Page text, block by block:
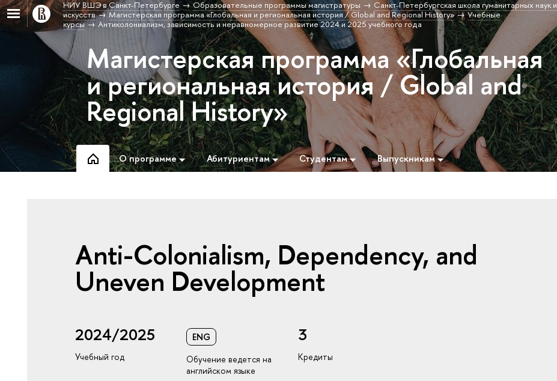
НИУ ВШЭ в Санкт-Петербурге Образовательные программы магистратуры
Санкт-Петербургская школа гуманитарных наук и
искусств
Магистерская программа «Глобальная и региональная история / Global and Regional History»
Учебные
курсы
Антиколониализм, зависимость и неравномерное развитие 2024 и 2025 учебного года
Магистерская программа «Глобальная
и региональная история / Global and
Regional History»
О программе Абитуриентам Студентам Выпускникам
Anti-Colonialism, Dependency, and
Uneven Development
2024/2025
Учебный год
ENG
Обучение ведется на
английском языке
3
Кредиты